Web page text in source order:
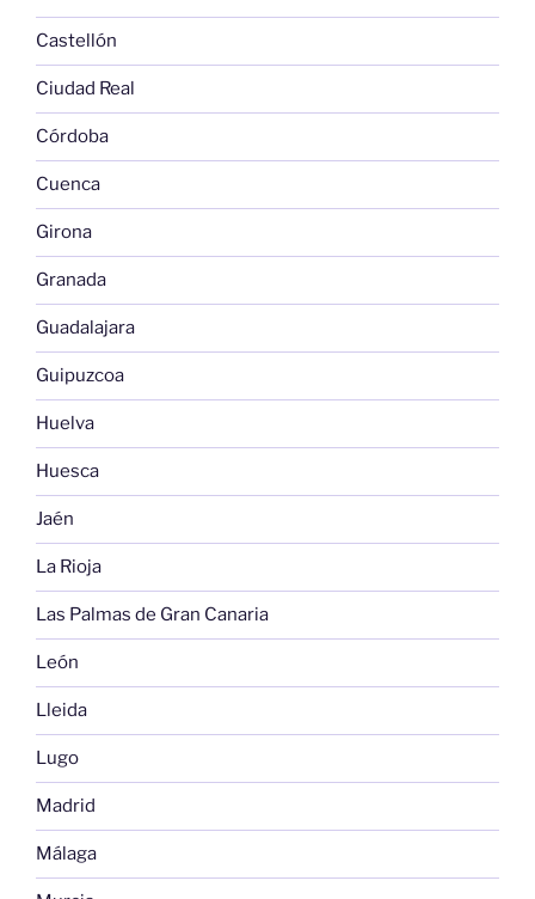
Castellón
Ciudad Real
Córdoba
Cuenca
Girona
Granada
Guadalajara
Guipuzcoa
Huelva
Huesca
Jaén
La Rioja
Las Palmas de Gran Canaria
León
Lleida
Lugo
Madrid
Málaga